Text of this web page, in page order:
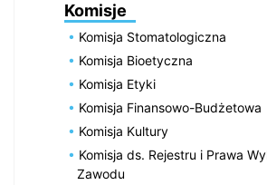
Komisje
Komisja Stomatologiczna
Komisja Bioetyczna
Komisja Etyki
Komisja Finansowo-Budżetowa
Komisja Kultury
Komisja ds. Rejestru i Prawa
Zawodu